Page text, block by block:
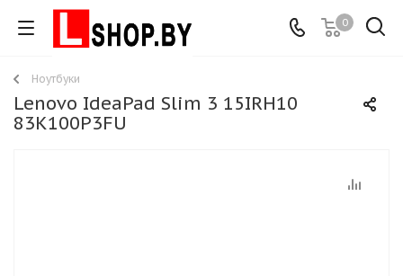
0
Ноутбуки
Lenovo IdeaPad Slim 3 15IRH10
83K100P3FU